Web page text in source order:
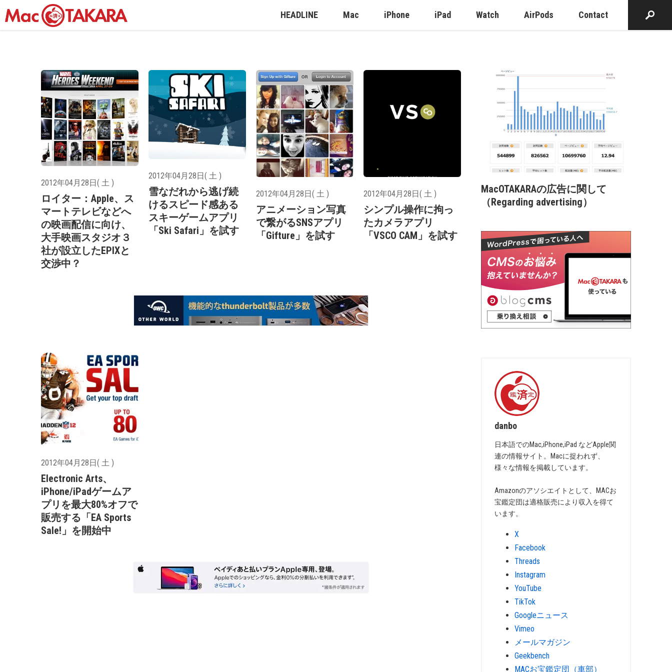
HEADLINE Mac iPhone iPad Watch AirPods Contact
2012年04月28日( 土 )
ロイター：Apple、ス
マートテレビなどへ
の映画配信に向け、
大手映画スタジオ３
社が設立したEPIXと
交渉中？
2012年04月28日( 土 )
雪なだれから逃げ続
けるスピード感ある
スキーゲームアプリ
「Ski Safari」を試す
2012年04月28日( 土 )
アニメーション写真
で繋がるSNSアプリ
「Gifture」を試す
2012年04月28日( 土 )
シンプル操作に拘っ
たカメラアプリ
「VSCO CAM」を試す
2012年04月28日( 土 )
Electronic Arts、
iPhone/iPadゲームア
プリを最大80%オフで
販売する「EA Sports
Sale!」を開始中
MacOTAKARAの広告に関して
（Regarding advertising）
danbo
日本語でのMac,iPhone,iPad などApple関
連の情報サイト。Macに捉われず、
様々な情報を掲載しています。
Amazonのアソシエイトとして、MACお
宝鑑定団は適格販売により収入を得て
います。
X
Facebook
Threads
Instagram
YouTube
TikTok
Googleニュース
Vimeo
メールマガジン
Geekbench
MACお宝鑑定団（車部）